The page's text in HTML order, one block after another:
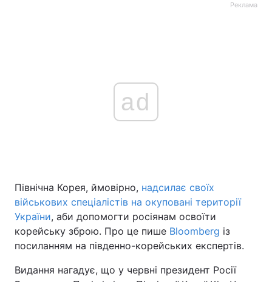
Реклама
ad
Північна Корея, ймовірно, надсилає своїх
військових спеціалістів на окуповані території
України, аби допомогти росіянам освоїти
корейську зброю. Про це пише Bloomberg із
посиланням на південно-корейських експертів.
Видання нагадує, що у червні президент Росії